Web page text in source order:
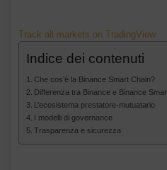
Track all markets on TradingView
Indice dei contenuti
Che cos’è la Binance Smart Chain?
Differenza tra Binance e Binance
L’ecosistema prestatore-mutuatario
I modelli di governance
Trasparenza e sicurezza